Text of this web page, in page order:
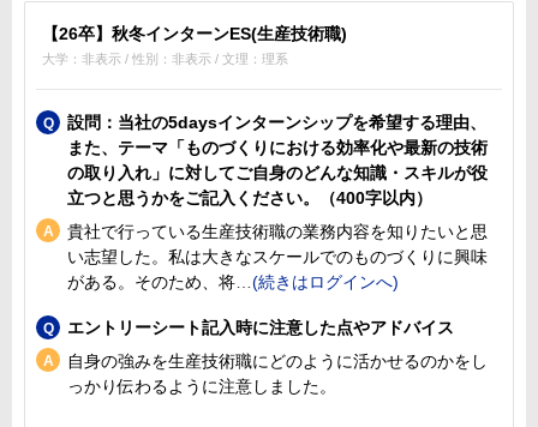
【26卒】秋冬インターンES(生産技術職)
大学：非表示 / 性別：非表示 / 文理：理系
設問：当社の5daysインターンシップを希望する理由、
また、テーマ「ものづくりにおける効率化や最新の技術
の取り入れ」に対してご自身のどんな知識・スキルが役
立つと思うかをご記入ください。（400字以内）
貴社で行っている生産技術職の業務内容を知りたいと思
い志望した。私は大きなスケールでのものづくりに興味
がある。そのため、将
エントリーシート記入時に注意した点やアドバイス
自身の強みを生産技術職にどのように活かせるのかをし
っかり伝わるように注意しました。